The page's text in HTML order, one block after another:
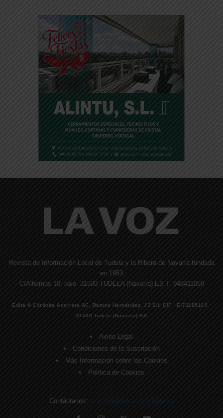
Revista de Información Local de Tudela y la Ribera de Navarra fundada
en 1953
C/Alhemas 10, bajo. 31500 TUDELA (Navarra) ES T. 948411059
Edita © Córdoba Acarreta AC, Ramos Hernández, JJ S.I. CIF · E-71185169 ·
31500 Tudela (Navarra) ES
Aviso Legal
Condiciones de la Suscripción
Más Información sobre las Cookies
Política de Cookies
Contáctanos: direccion@lavozdelaribera.es